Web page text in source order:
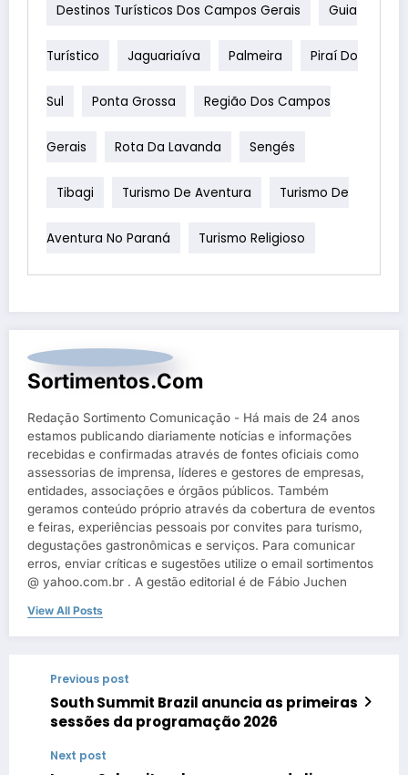
Destinos Turísticos Dos Campos Gerais Guia
Turístico Jaguariaíva Palmeira Piraí Do
Sul Ponta Grossa Região Dos Campos
Gerais Rota Da Lavanda Sengés
Tibagi Turismo De Aventura Turismo De
Aventura No Paraná Turismo Religioso
Sortimentos.com
Redação Sortimento Comunicação - Há mais de 24 anos
estamos publicando diariamente notícias e informações
recebidas e confirmadas através de fontes oficiais como
assessorias de imprensa, líderes e gestores de empresas,
entidades, associações e órgãos públicos. Também
geramos conteúdo próprio através da cobertura de eventos
e feiras, experiências pessoais por convites para turismo,
degustações gastronômicas e serviços. Para comunicar
erros, enviar críticas e sugestões utilize o email sortimentos
@ yahoo.com.br . A gestão editorial é de Fábio Juchen
View All Posts
Previous post
South Summit Brazil anuncia as primeiras
sessões da programação 2026
Next post